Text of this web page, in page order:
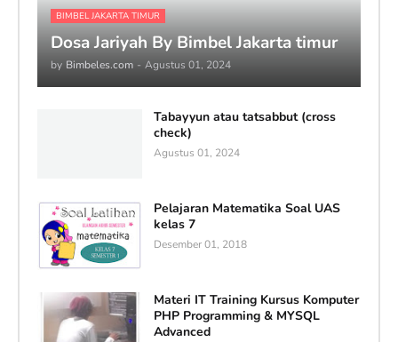
BIMBEL JAKARTA TIMUR
Dosa Jariyah By Bimbel Jakarta timur
by Bimbeles.com - Agustus 01, 2024
Tabayyun atau tatsabbut (cross
check)
Agustus 01, 2024
Pelajaran Matematika Soal UAS
kelas 7
Desember 01, 2018
Materi IT Training Kursus Komputer
PHP Programming & MYSQL
Advanced